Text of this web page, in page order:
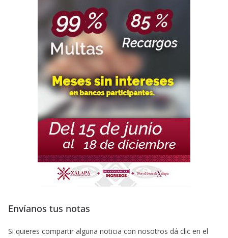
Envíanos tus notas
Si quieres compartir alguna noticia con nosotros dá clic en el